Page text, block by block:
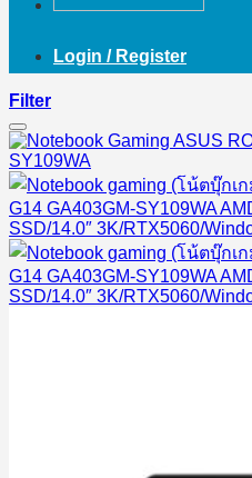
Login / Register
Filter